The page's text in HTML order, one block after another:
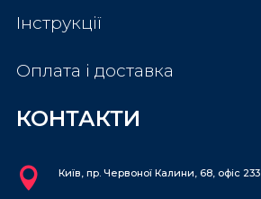
Інструкції
Оплата і доставка
КОНТАКТИ
 Київ, пр. Червоної Калини, 68, офіс 233